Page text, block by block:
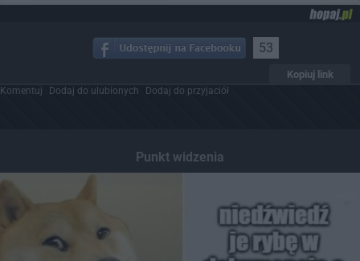
53
Kopiuj link
Komentuj Dodaj do ulubionych Dodaj do przyjaciół
Punkt widzenia